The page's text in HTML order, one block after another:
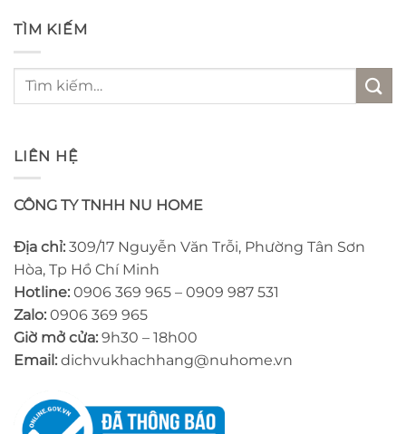
TÌM KIẾM
Tìm
LIÊN HỆ
CÔNG TY TNHH NU HOME
Địa chỉ: 309/17 Nguyễn Văn Trỗi, Phường Tân Sơn
Hòa, Tp Hồ Chí Minh
Hotline: 0906 369 965 – 0909 987 531
Zalo: 0906 369 965
Giờ mở cửa: 9h30 – 18h00
Email: dichvukhachhang@nuhome.vn